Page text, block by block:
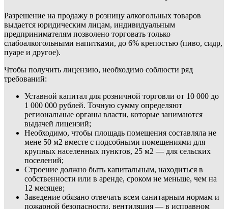
Разрешение на продажу в розницу алкогольных товаров
выдается юридическим лицам, индивидуальным
предпринимателям позволено торговать только
слабоалкогольными напитками, до 6% крепостью (пиво, сидр,
пуаре и другое).
Чтобы получить лицензию, необходимо соблюсти ряд
требований:
Уставной капитал для розничной торговли от 10 000 до
1 000 000 рублей. Точную сумму определяют
региональные органы власти, которые занимаются
выдачей лицензий;
Необходимо, чтобы площадь помещения составляла не
мене 50 м2 вместе с подсобными помещениями для
крупных населенных пунктов, 25 м2 — для сельских
поселений;
Строение должно быть капитальным, находиться в
собственности или в аренде, сроком не меньше, чем на
12 месяцев;
Заведение обязано отвечать всем санитарным нормам и
пожарной безопасности, вентиляция — в исправном